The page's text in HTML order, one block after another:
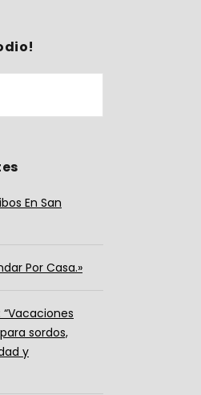
En San
Por Casa.»
“Vacaciones
sordos,
y